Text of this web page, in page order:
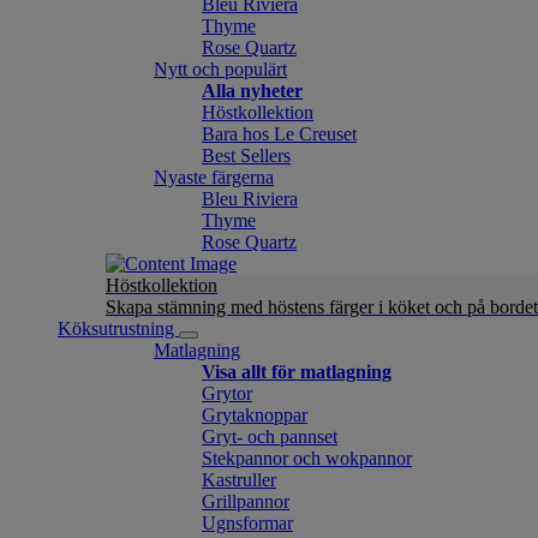
Bleu Riviera
Thyme
Rose Quartz
Nytt och populärt
Alla nyheter
Höstkollektion
Bara hos Le Creuset
Best Sellers
Nyaste färgerna
Bleu Riviera
Thyme
Rose Quartz
Höstkollektion
Skapa stämning med höstens färger i köket och på
Köksutrustning
Matlagning
Visa allt för matlagning
Grytor
Grytaknoppar
Gryt- och pannset
Stekpannor och wokpannor
Kastruller
Grillpannor
Ugnsformar